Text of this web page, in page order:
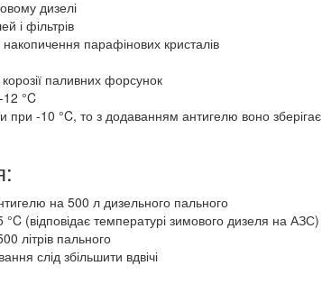
дизелі
і фільтрів
парафінових кристалів
паливних форсунок
12 °C
-10 °C, то з додаванням антигелю воно зберігає
на 500 л дизельного пального
(відповідає температурі зимового дизеля на АЗС)
літрів пального
слід збільшити вдвічі